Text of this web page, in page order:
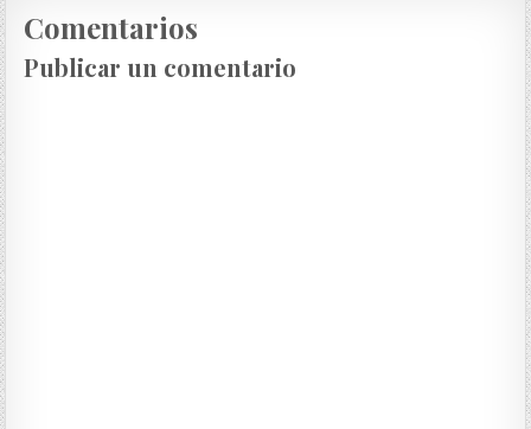
Comentarios
Publicar un comentario